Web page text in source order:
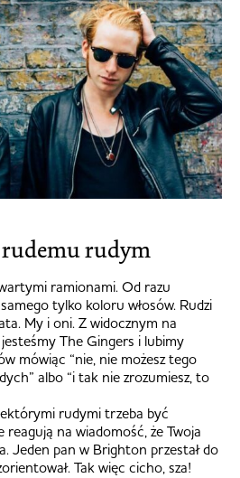
rudemu rudym
ramionami. Od razu
tylko koloru włosów. Rudzi
My i oni. Z widocznym na
The Gingers i lubimy
mówiąc “nie, nie możesz tego
albo “i tak nie zrozumiesz, to
rudymi trzeba być
na wiadomość, że Twoja
Jeden pan w Brighton przestał do
Tak więc cicho, sza!